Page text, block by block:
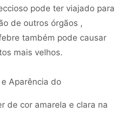
pode ter viajado para
de outros órgãos ,
também pode causar
mais velhos.
Aparência do
de cor amarela e clara na